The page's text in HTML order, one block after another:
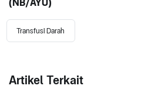
(NB/AYU)
Transfusi Darah
Artikel Terkait